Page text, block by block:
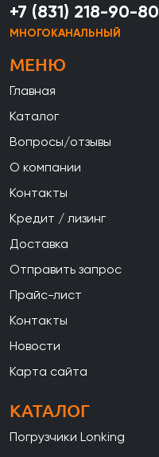
+7 (831) 218-90-80
МНОГОКАНАЛЬНЫЙ
МЕНЮ
Главная
Каталог
Вопросы/отзывы
О компании
Контакты
Кредит / лизинг
Доставка
Отправить запрос
Прайс-лист
Контакты
Новости
Карта сайта
КАТАЛОГ
Погрузчики Lonking